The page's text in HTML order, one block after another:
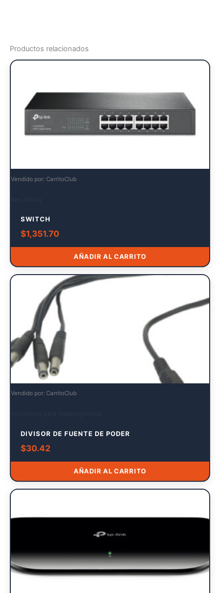
Productos relacionados
Vendido por: CarritoClub
SWITCH
$1,351.70
AÑADIR AL CARRITO
Vendido por: CarritoClub
DIVISOR DE FUENTE DE PODER
$30.42
AÑADIR AL CARRITO